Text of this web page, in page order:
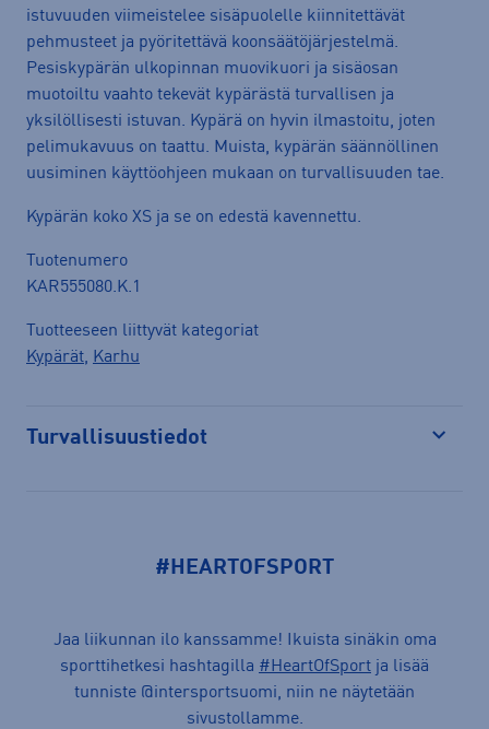
istuvuuden viimeistelee sisäpuolelle kiinnitettävät
pehmusteet ja pyöritettävä koonsäätöjärjestelmä.
Pesiskypärän ulkopinnan muovikuori ja sisäosan
muotoiltu vaahto tekevät kypärästä turvallisen ja
yksilöllisesti istuvan. Kypärä on hyvin ilmastoitu, joten
pelimukavuus on taattu. Muista, kypärän säännöllinen
uusiminen käyttöohjeen mukaan on turvallisuuden tae.
Kypärän koko XS ja se on edestä kavennettu.
Tuotenumero
KAR555080.K.1
Tuotteeseen liittyvät kategoriat
Kypärät, Karhu
Turvallisuustiedot
#HEARTOFSPORT
Jaa liikunnan ilo kanssamme! Ikuista sinäkin oma
sporttihetkesi hashtagilla #HeartOfSport ja lisää
tunniste @intersportsuomi, niin ne näytetään
sivustollamme.